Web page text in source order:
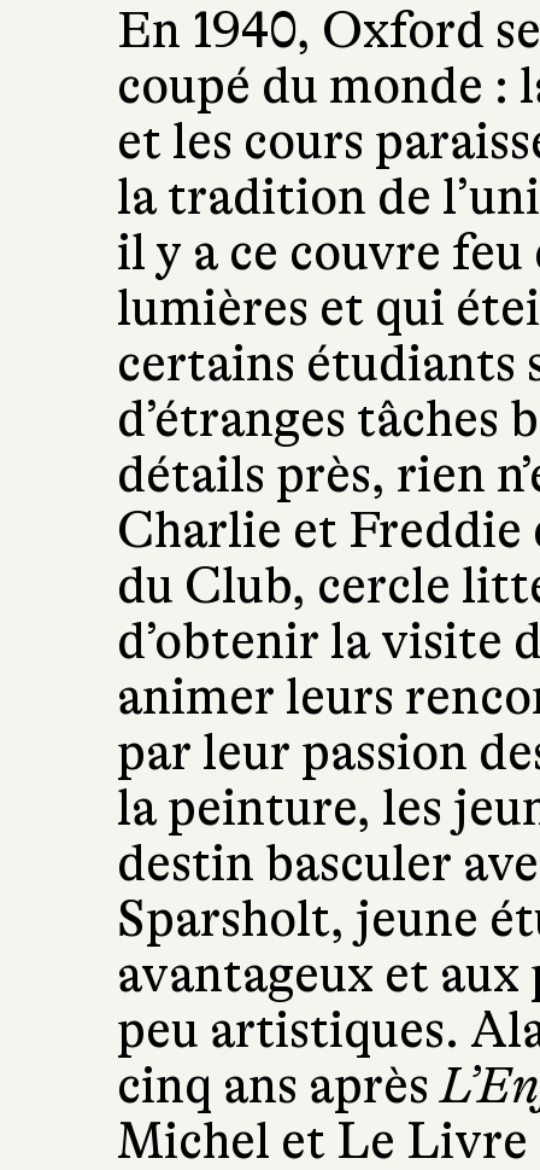
En 1940, Oxford
coupé du monde :
et les cours
la tradition de
il y a ce couvre
lumières et qui
certains étudiants
d’étranges tâches
détails près, rien
Charlie et
du Club, cercle
d’obtenir la visite
animer leurs
par leur passion
la peinture, les
destin basculer
Sparsholt, jeune
avantageux et
peu artistiques.
cinq ans après
Michel et Le Livre